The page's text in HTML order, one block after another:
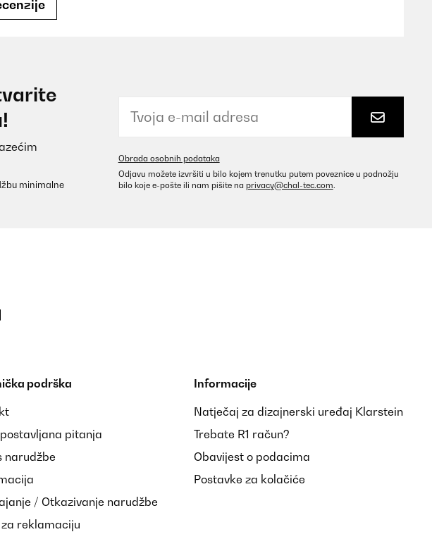
Prevedi
sérieux.
minimalne
Obrada osobnih podataka
Odjavu možete izvršiti u bilo kojem trenutku putem poveznice u podnožju
bilo koje e-pošte ili nam pišite na privacy@chal-tec.com.
podrška
pitanja
narudžbe
/ Otkazivanje narudžbe
reklamaciju
Informacije
Natječaj za dizajnerski uređaj Klarstein
Trebate R1 račun?
Obavijest o podacima
Postavke za kolačiće